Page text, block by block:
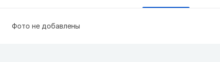
Фото не добавлены